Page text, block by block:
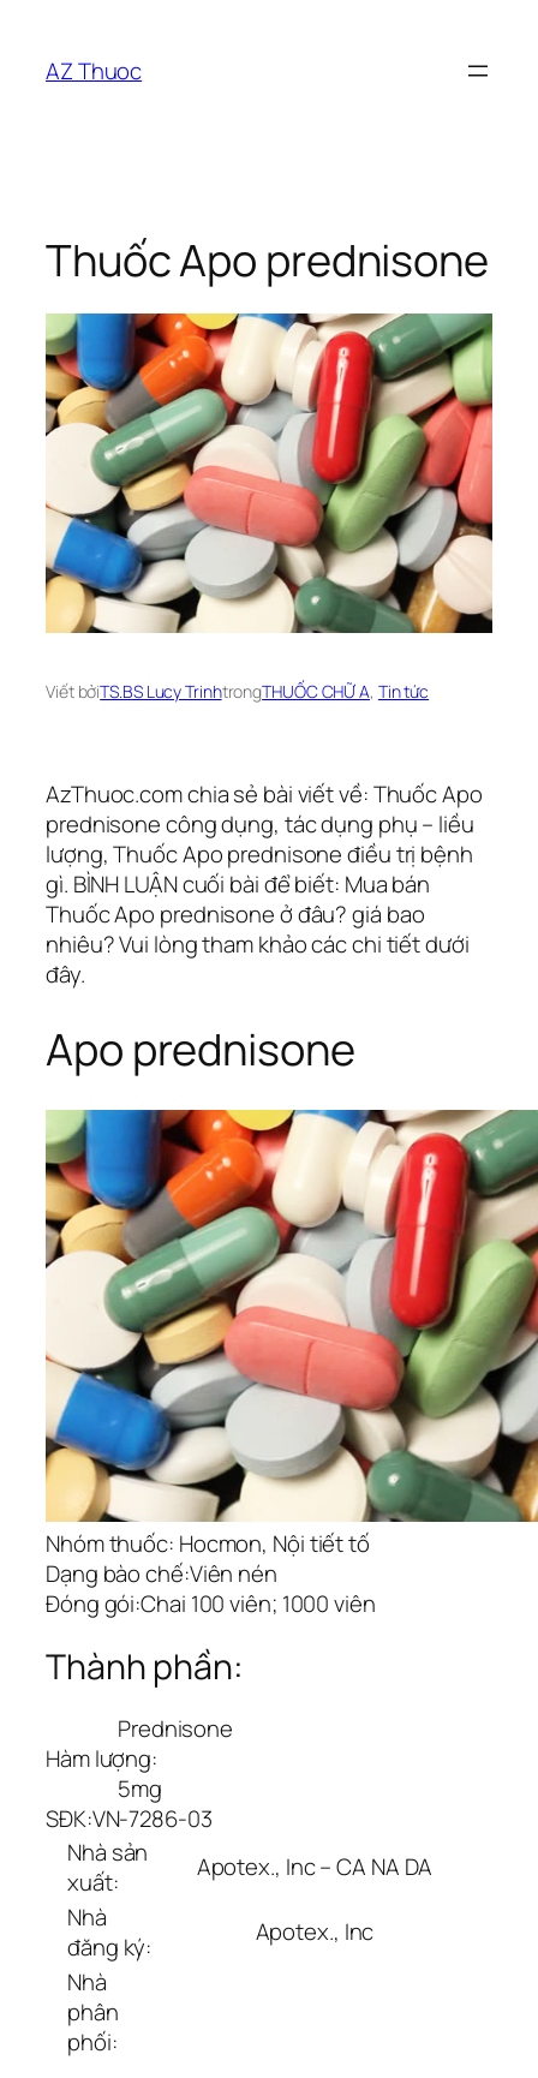
phầnAZ Thuoc
Thuốc Apo prednisone
Viết bởiTS.BS Lucy TrinhtrongTHUỐC CHỮ A, Tin tức
AzThuoc.com chia sẻ bài viết về: Thuốc Apo
prednisone công dụng, tác dụng phụ – liều
lượng, Thuốc Apo prednisone điều trị bệnh
gì. BÌNH LUẬN cuối bài để biết: Mua bán
Thuốc Apo prednisone ở đâu? giá bao
nhiêu? Vui lòng tham khảo các chi tiết dưới
đây.
Apo prednisone
Nhóm thuốc: Hocmon, Nội tiết tố
Dạng bào chế:Viên nén
Đóng gói:Chai 100 viên; 1000 viên
Thành phần:
Prednisone
Hàm lượng:
5mg
SĐK:VN-7286-03
Nhà sản
xuất:
Apotex., Inc – CA NA DA
Nhà
đăng ký:
Apotex., Inc
Nhà
phân
phối: